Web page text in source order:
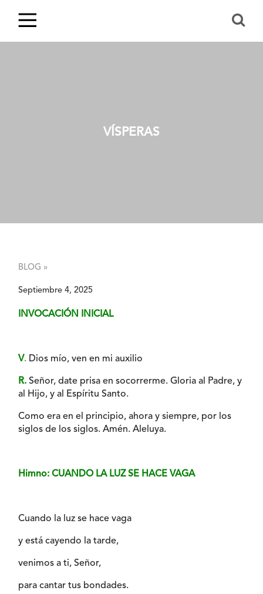
VÍSPERAS
BLOG »
Septiembre 4, 2025
INVOCACIÓN INICIAL
V. Dios mío, ven en mi auxilio
R. Señor, date prisa en socorrerme. Gloria al Padre, y
al Hijo, y al Espíritu Santo.
Como era en el principio, ahora y siempre, por los
siglos de los siglos. Amén. Aleluya.
Himno: CUANDO LA LUZ SE HACE VAGA
Cuando la luz se hace vaga
y está cayendo la tarde,
venimos a ti, Señor,
para cantar tus bondades.